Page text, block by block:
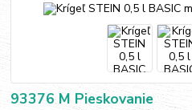
93376 M Pieskovanie